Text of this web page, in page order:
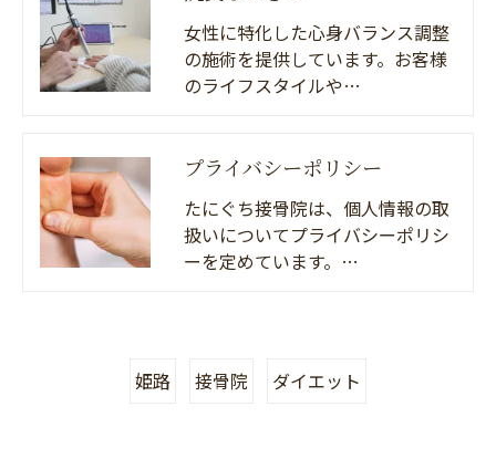
女性に特化した心身バランス調整
の施術を提供しています。お客様
のライフスタイルや…
プライバシーポリシー
たにぐち接骨院は、個人情報の取
扱いについてプライバシーポリシ
ーを定めています。…
姫路 接骨院 ダイエット